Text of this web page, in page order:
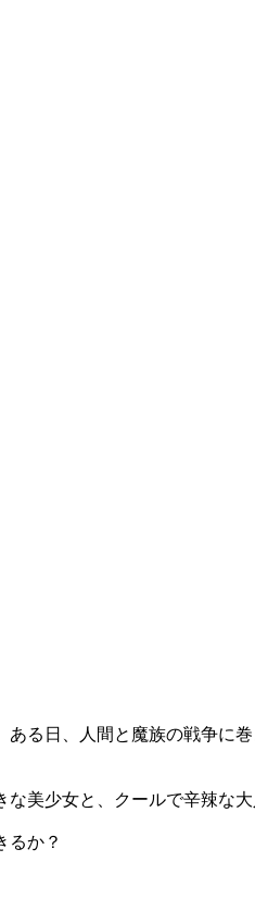
る日、人間と魔族の戦争に
美少女と、クールで辛辣な大
るか？